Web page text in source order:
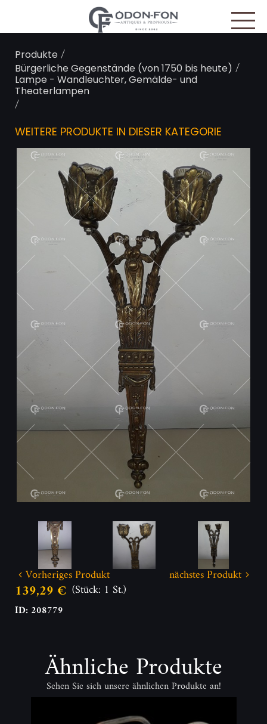
Produkte/
Bürgerliche Gegenstände (von 1750 bis heute) /
Lampe - Wandleuchter, Gemälde- und
Theaterlampen
/
WEITERE PRODUKTE IN DIESER KATEGORIE
Vorheriges Produkt nächstes Produkt
139,29 € (Stück: 1 St.)
ID: 208779
Ähnliche Produkte
Sehen Sie sich unsere ähnlichen Produkte an!